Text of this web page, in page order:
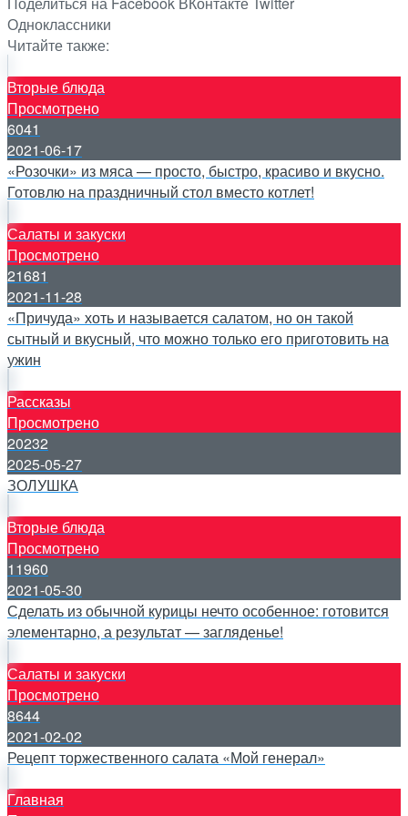
Одноклассники
Читайте также:
Вторые блюда
Просмотрено
6041
2021-06-17
«Розочки» из мяса — просто, быстро, красиво и вкусно.
Готовлю на праздничный стол вместо котлет!
Салаты и закуски
Просмотрено
21681
2021-11-28
«Причуда» хоть и называется салатом, но он такой
сытный и вкусный, что можно только его приготовить на
ужин
Рассказы
Просмотрено
20232
2025-05-27
ЗОЛУШКА
Вторые блюда
Просмотрено
11960
2021-05-30
Сделать из обычной курицы нечто особенное: готовится
элементарно, а результат — загляденье!
Салаты и закуски
Просмотрено
8644
2021-02-02
Рецепт торжественного салата «Мой генерал»
Главная